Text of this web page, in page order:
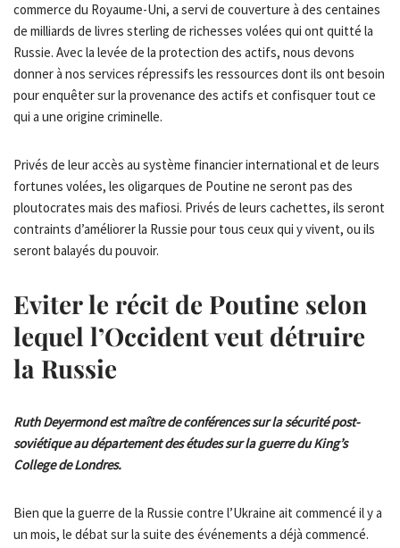
commerce du Royaume-Uni, a servi de couverture à des centaines
de milliards de livres sterling de richesses volées qui ont quitté la
Russie. Avec la levée de la protection des actifs, nous devons
donner à nos services répressifs les ressources dont ils ont besoin
pour enquêter sur la provenance des actifs et confisquer tout ce
qui a une origine criminelle.
Privés de leur accès au système financier international et de leurs
fortunes volées, les oligarques de Poutine ne seront pas des
ploutocrates mais des mafiosi. Privés de leurs cachettes, ils seront
contraints d’améliorer la Russie pour tous ceux qui y vivent, ou ils
seront balayés du pouvoir.
Eviter le récit de Poutine selon
lequel l’Occident veut détruire
la Russie
Ruth Deyermond est maître de conférences sur la sécurité post-
soviétique au département des études sur la guerre du King’s
College de Londres.
Bien que la guerre de la Russie contre l’Ukraine ait commencé il y a
un mois, le débat sur la suite des événements a déjà commencé.